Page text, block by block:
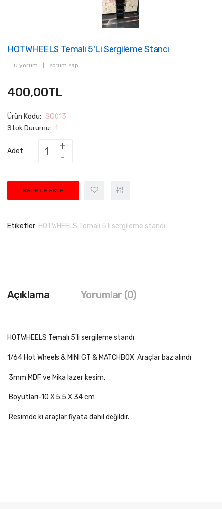
HOTWHEELS Temalı 5'li Sergileme Standı
0 yorum Yorum Yap
400,00TL
Ürün Kodu: SG013
Stok Durumu: 1
Adet
SEPETE EKLE
Etiketler: HOTWHEELS Temalı 5'li sergileme standı
Açıklama Yorumlar (0)
HOTWHEELS Temalı 5'li sergileme standı
1/64 Hot Wheels & MINI GT & MATCHBOX Araçlar baz alındı
3mm MDF ve Mika lazer kesim.
Boyutları-10 X 5.5 X 34 cm
Resimde ki araçlar fiyata dahil değildir.